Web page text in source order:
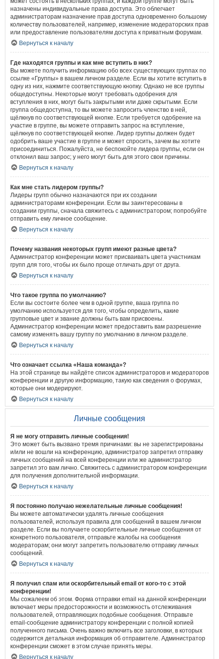
назначены индивидуальные права доступа. Это облегчает
администраторам назначение прав доступа одновременно большому
количеству пользователей, например, изменение модераторских прав
или предоставление пользователям доступа к приватным форумам.
Вернуться к началу
Где находятся группы и как мне вступить в них?
Вы можете получить информацию обо всех существующих группах по
ссылке «Группы» в вашем личном разделе. Если вы хотите вступить в
одну из них, нажмите соответствующую кнопку. Однако не все группы
общедоступны. Некоторые могут требовать одобрения для
вступления в них, могут быть закрытыми или даже скрытыми. Если
группа общедоступна, то вы можете запросить членство в ней,
щёлкнув по соответствующей кнопке. Если требуется одобрение на
участие в группе, вы можете отправить запрос на вступление,
щёлкнув по соответствующей кнопке. Лидер группы должен будет
одобрить ваше участие в группе и может спросить, зачем вы хотите
присоединиться. Пожалуйста, не беспокойте лидера группы, если он
отклонил ваш запрос; у него могут быть для этого свои причины.
Вернуться к началу
Как мне стать лидером группы?
Лидеры групп обычно назначаются при их создании
администраторами конференции. Если вы заинтересованы в
создании группы, сначала свяжитесь с администратором; попробуйте
отправить ему личное сообщение.
Вернуться к началу
Почему названия некоторых групп имеют разные цвета?
Администратор конференции может присваивать цвета участникам
групп для того, чтобы их было проще отличать друг от друга.
Вернуться к началу
Что такое группа по умолчанию?
Если вы состоите более чем в одной группе, ваша группа по
умолчанию используется для того, чтобы определить, какие
групповые цвет и звание должны быть вам присвоены.
Администратор конференции может предоставить вам разрешение
самому изменять вашу группу по умолчанию в личном разделе.
Вернуться к началу
Что означает ссылка «Наша команда»?
На этой странице вы найдёте список администраторов и модераторов
конференции и другую информацию, такую как сведения о форумах,
которые они модерируют.
Вернуться к началу
Личные сообщения
Я не могу отправить личные сообщения!
Это может быть вызвано тремя причинами: вы не зарегистрированы
и/или не вошли на конференцию, администратор запретил отправку
личных сообщений на всей конференции или же администратор
запретил это вам лично. Свяжитесь с администратором конференции
для получения дополнительной информации.
Вернуться к началу
Я постоянно получаю нежелательные личные сообщения!
Вы можете автоматически удалять личные сообщения
пользователей, используя правила для сообщений в вашем личном
разделе. Если вы получаете оскорбительные личные сообщения от
конкретного пользователя, отправьте жалобы на сообщения
модераторам; они могут запретить пользователю отправку личных
сообщений.
Вернуться к началу
Я получил спам или оскорбительный email от кого-то с этой
конференции!
Мы сожалеем об этом. Форма отправки email на данной конференции
включает меры предосторожности и возможность отслеживания
пользователей, отправляющих подобные сообщения. Отправьте
email-сообщение администратору конференции с полной копией
полученного письма. Очень важно включить все заголовки, в которых
содержится детальная информация об отправителе. Администратор
конференции сможет в этом случае принять меры.
Вернуться к началу